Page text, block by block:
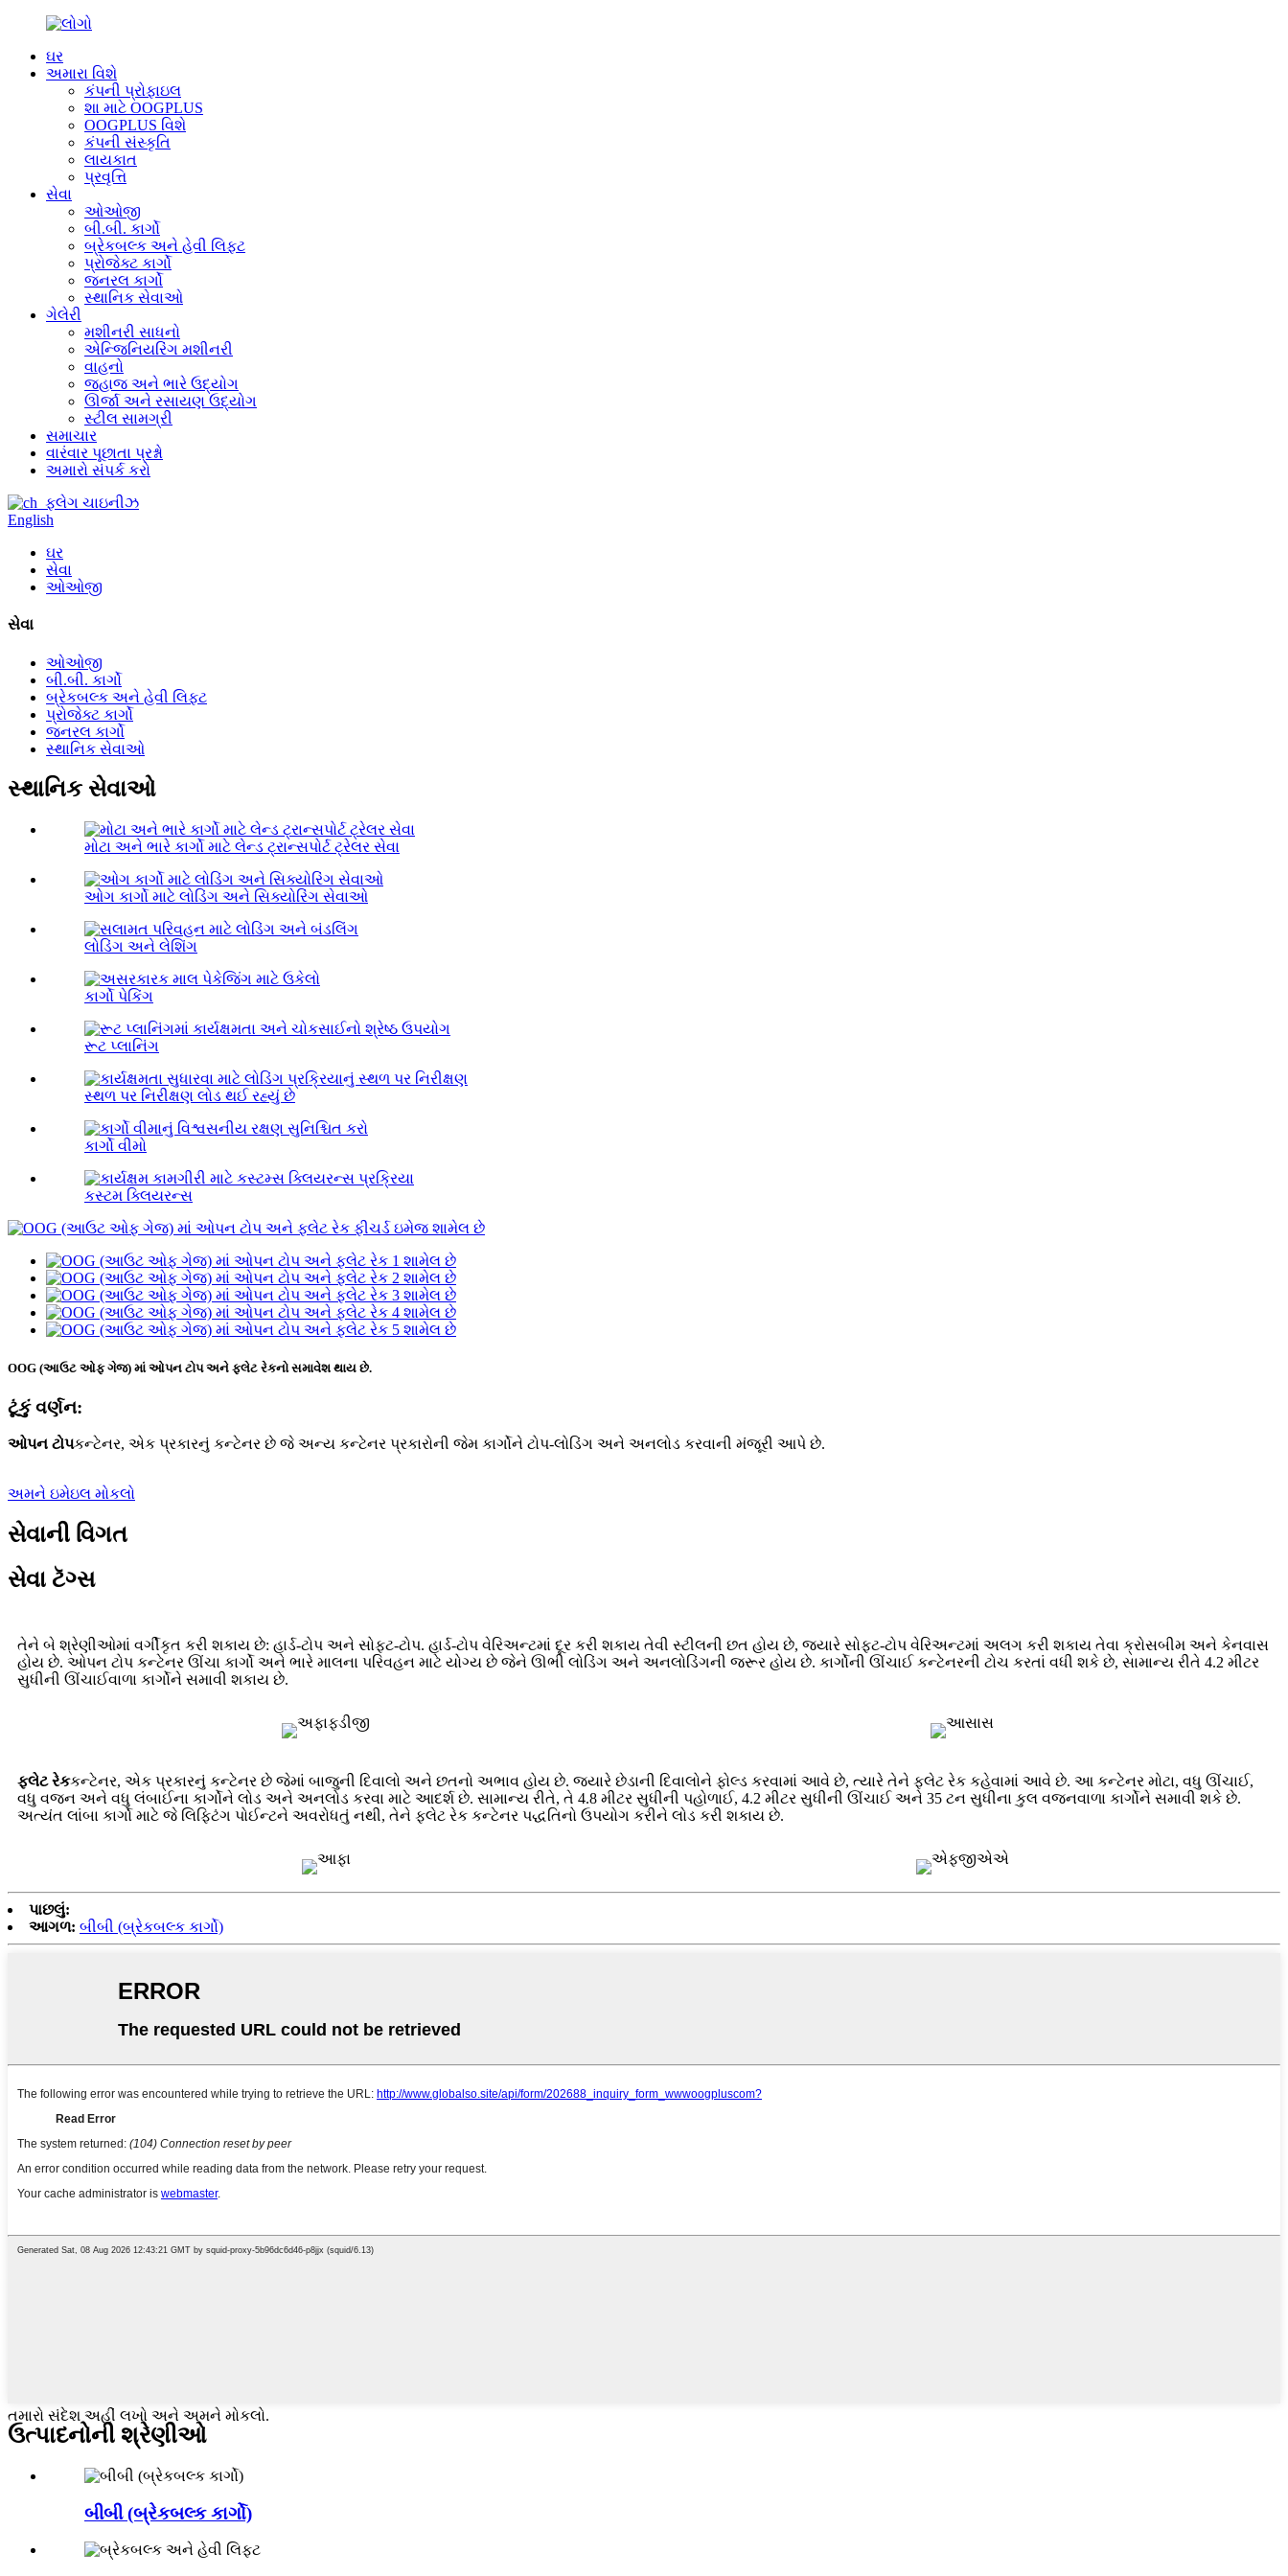
ઘર
અમારા વિશે
કંપની પ્રોફાઇલ
શા માટે OOGPLUS
OOGPLUS વિશે
કંપની સંસ્કૃતિ
લાયકાત
પ્રવૃત્તિ
સેવા
ઓઓજી
બી.બી. કાર્ગો
બ્રેકબલ્ક અને હેવી લિફ્ટ
પ્રોજેક્ટ કાર્ગો
જનરલ કાર્ગો
સ્થાનિક સેવાઓ
ગેલેરી
મશીનરી સાધનો
એન્જિનિયરિંગ મશીનરી
વાહનો
જહાજ અને ભારે ઉદ્યોગ
ઊર્જા અને રસાયણ ઉદ્યોગ
સ્ટીલ સામગ્રી
સમાચાર
વારંવાર પૂછાતા પ્રશ્નો
અમારો સંપર્ક કરો
ચાઇનીઝ
English
ઘર
સેવા
ઓઓજી
સેવા
ઓઓજી
બી.બી. કાર્ગો
બ્રેકબલ્ક અને હેવી લિફ્ટ
પ્રોજેક્ટ કાર્ગો
જનરલ કાર્ગો
સ્થાનિક સેવાઓ
સ્થાનિક સેવાઓ
મોટા અને ભારે કાર્ગો માટે લેન્ડ ટ્રાન્સપોર્ટ ટ્રેલર સેવા
ઓગ કાર્ગો માટે લોડિંગ અને સિક્યોરિંગ સેવાઓ
લોડિંગ અને લેશિંગ
કાર્ગો પેકિંગ
રૂટ પ્લાનિંગ
સ્થળ પર નિરીક્ષણ લોડ થઈ રહ્યું છે
કાર્ગો વીમો
કસ્ટમ ક્લિયરન્સ
OOG (આઉટ ઓફ ગેજ) માં ઓપન ટોપ અને ફ્લેટ રેકનો સમાવેશ થાય છે.
ટૂંકું વર્ણન:
ઓપન ટોપકન્ટેનર, એક પ્રકારનું કન્ટેનર છે જે અન્ય કન્ટેનર પ્રકારોની જેમ કાર્ગોને ટોપ-લોડિંગ અને અનલોડ કરવાની મંજૂરી આપે છે.
અમને ઇમેઇલ મોકલો
સેવાની વિગત
સેવા ટૅગ્સ
તેને બે શ્રેણીઓમાં વર્ગીકૃત કરી શકાય છે: હાર્ડ-ટોપ અને સોફ્ટ-ટોપ. હાર્ડ-ટોપ વેરિઅન્ટમાં દૂર કરી શકાય તેવી સ્ટીલની છત હોય છે, જ્યારે સોફ્ટ-ટોપ વેરિઅન્ટમાં અલગ કરી શકાય તેવા ક્રોસબીમ અને કેનવાસ
હોય છે. ઓપન ટોપ કન્ટેનર ઊંચા કાર્ગો અને ભારે માલના પરિવહન માટે યોગ્ય છે જેને ઊભી લોડિંગ અને અનલોડિંગની જરૂર હોય છે. કાર્ગોની ઊંચાઈ કન્ટેનરની ટોચ કરતાં વધી શકે છે, સામાન્ય રીતે 4.2 મીટર
સુધીની ઊંચાઈવાળા કાર્ગોને સમાવી શકાય છે.
ફ્લેટ રેકકન્ટેનર, એક પ્રકારનું કન્ટેનર છે જેમાં બાજુની દિવાલો અને છતનો અભાવ હોય છે. જ્યારે છેડાની દિવાલોને ફોલ્ડ કરવામાં આવે છે, ત્યારે તેને ફ્લેટ રેક કહેવામાં આવે છે. આ કન્ટેનર મોટા, વધુ ઊંચાઈ,
વધુ વજન અને વધુ લંબાઈના કાર્ગોને લોડ અને અનલોડ કરવા માટે આદર્શ છે. સામાન્ય રીતે, તે 4.8 મીટર સુધીની પહોળાઈ, 4.2 મીટર સુધીની ઊંચાઈ અને 35 ટન સુધીના કુલ વજનવાળા કાર્ગોને સમાવી શકે છે.
અત્યંત લાંબા કાર્ગો માટે જે લિફ્ટિંગ પોઈન્ટને અવરોધતું નથી, તેને ફ્લેટ રેક કન્ટેનર પદ્ધતિનો ઉપયોગ કરીને લોડ કરી શકાય છે.
પાછલું:
આગળ: બીબી (બ્રેકબલ્ક કાર્ગો)
તમારો સંદેશ અહીં લખો અને અમને મોકલો.
ઉત્પાદનોની શ્રેણીઓ
બીબી (બ્રેકબલ્ક કાર્ગો)